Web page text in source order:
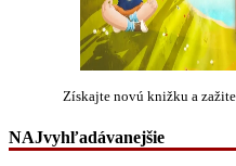
Získajte novú knižku a
NAJvyhľadávanejšie